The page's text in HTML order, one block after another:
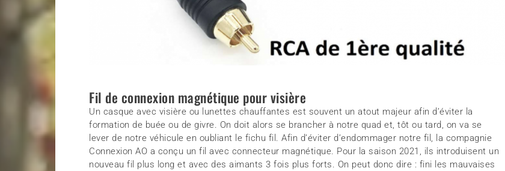
Fil de connexion magnétique pour visière
Un casque avec visière ou lunettes chauffantes est souvent un atout majeur afin d’éviter la
formation de buée ou de givre. On doit alors se brancher à notre quad et, tôt ou tard, on va se
lever de notre véhicule en oubliant le fichu fil. Afin d’éviter d’endommager notre fil, la compagnie
Connexion AO a conçu un fil avec connecteur magnétique. Pour la saison 2021, ils introduisent un
nouveau fil plus long et avec des aimants 3 fois plus forts. On peut donc dire : fini les mauvaises